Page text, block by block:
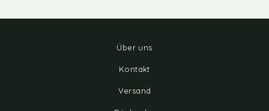
Über uns
Kontakt
Versand